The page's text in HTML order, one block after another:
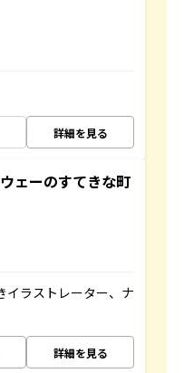
詳細を見る
ェーのすてきな町
イラストレーター、ナ
詳細を見る